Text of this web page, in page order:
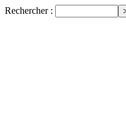
Rechercher :